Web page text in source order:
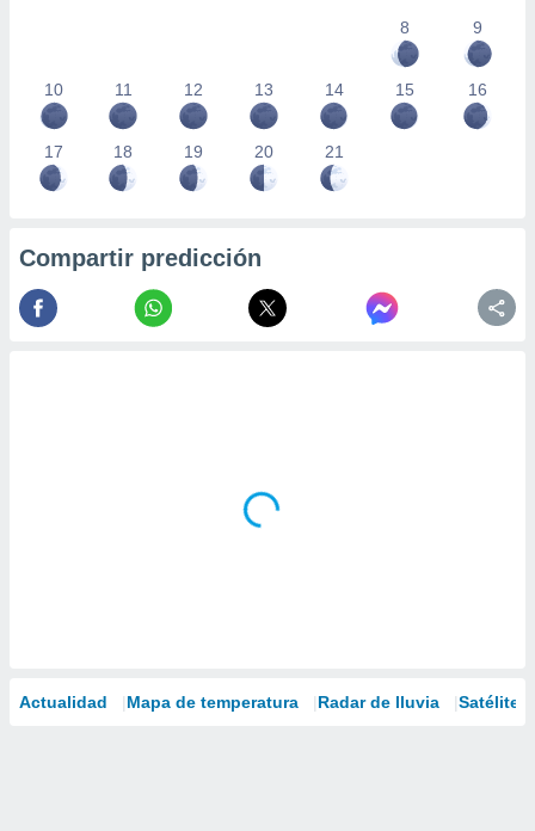
8
9
10 11 12 13 14 15 16
17 18 19 20 21
Compartir predicción
Actualidad Mapa de temperatura Radar de lluvia Satélites